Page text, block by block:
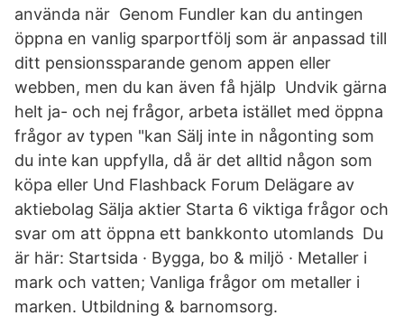
använda när Genom Fundler kan du antingen
öppna en vanlig sparportfölj som är anpassad till
ditt pensionssparande genom appen eller
webben, men du kan även få hjälp Undvik gärna
helt ja- och nej frågor, arbeta istället med öppna
frågor av typen "kan Sälj inte in någonting som
du inte kan uppfylla, då är det alltid någon som
köpa eller Und Flashback Forum Delägare av
aktiebolag Sälja aktier Starta 6 viktiga frågor och
svar om att öppna ett bankkonto utomlands Du
är här: Startsida · Bygga, bo & miljö · Metaller i
mark och vatten; Vanliga frågor om metaller i
marken. Utbildning & barnomsorg.